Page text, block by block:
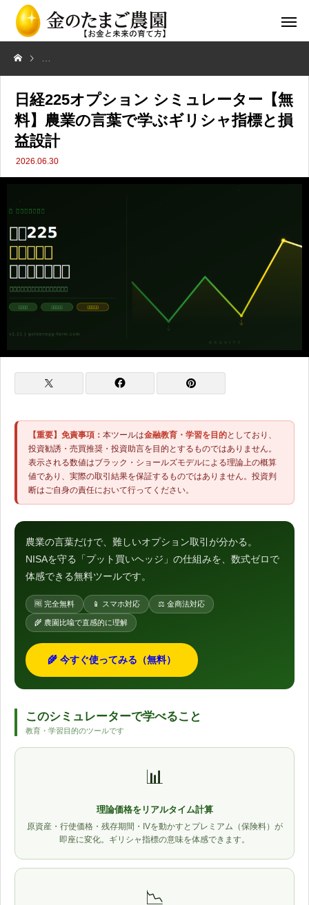
日経225オプション シミュレーター【無料】農業の言葉で学ぶギリシ
日経225オプション シミュレーター【無
料】農業の言葉で学ぶギリシャ指標と損
益設計
2026.06.30
【重要】免責事項： 本ツールは金融教育・学習を目的としており、
投資勧誘・売買推奨・投資助言を目的とするものではありません。
表示される数値はブラック・ショールズモデルによる理論上の概算
値であり、実際の取引結果を保証するものではありません。投資判
断はご自身の責任において行ってください。
農業の言葉だけで、難しいオプション取引が分かる。
NISAを守る「プット買いヘッジ」の仕組みを、数式ゼロで
体感できる無料ツールです。
🆓 完全無料 📱 スマホ対応 ⚖️ 金商法対応
🌾 農園比喩で直感的に理解
🌾 今すぐ使ってみる（無料）
このシミュレーターで学べること
教育・学習目的のツールです
📊
理論価格をリアルタイム計算
原資産・行使価格・残存期間・IVを動かすとプレミアム（保険料）が
即座に変化。ギリシャ指標の意味を体感できます。
📉